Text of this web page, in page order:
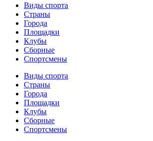
Виды спорта
Страны
Города
Площадки
Клубы
Сборные
Спортсмены
Виды спорта
Страны
Города
Площадки
Клубы
Сборные
Спортсмены